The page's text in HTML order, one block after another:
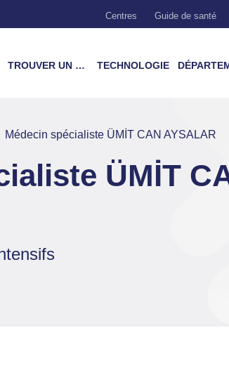
Centres Guide de santé
TROUVER UN MÉDECIN TECHNOLOGIE DÉPARTEMENTS &
Médecin spécialiste ÜMİT CAN AYSALAR
ÜMİT